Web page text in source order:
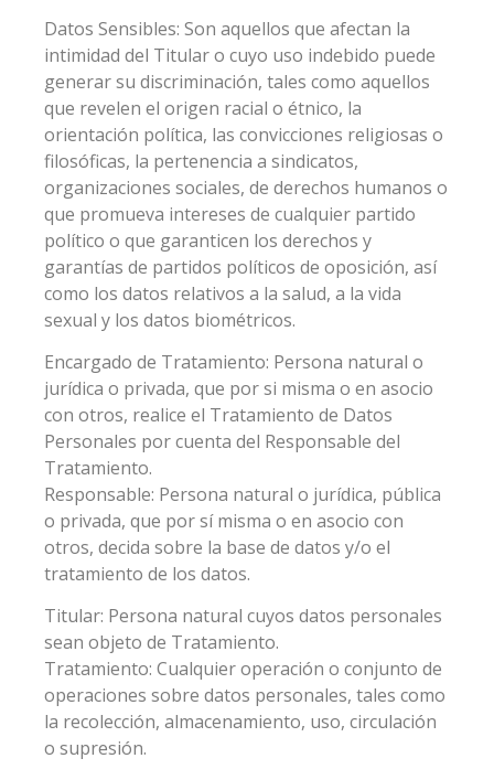
Datos Sensibles: Son aquellos que afectan la
intimidad del Titular o cuyo uso indebido puede
generar su discriminación, tales como aquellos
que revelen el origen racial o étnico, la
orientación política, las convicciones religiosas o
filosóficas, la pertenencia a sindicatos,
organizaciones sociales, de derechos humanos o
que promueva intereses de cualquier partido
político o que garanticen los derechos y
garantías de partidos políticos de oposición, así
como los datos relativos a la salud, a la vida
sexual y los datos biométricos.
Encargado de Tratamiento: Persona natural o
jurídica o privada, que por si misma o en asocio
con otros, realice el Tratamiento de Datos
Personales por cuenta del Responsable del
Tratamiento.
Responsable: Persona natural o jurídica, pública
o privada, que por sí misma o en asocio con
otros, decida sobre la base de datos y/o el
tratamiento de los datos.
Titular: Persona natural cuyos datos personales
sean objeto de Tratamiento.
Tratamiento: Cualquier operación o conjunto de
operaciones sobre datos personales, tales como
la recolección, almacenamiento, uso, circulación
o supresión.